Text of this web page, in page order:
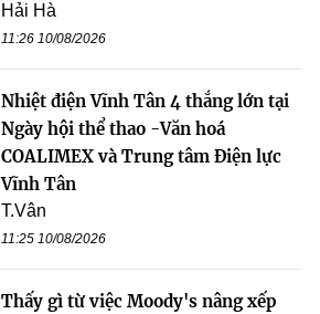
Hải Hà
11:26 10/08/2026
Nhiệt điện Vĩnh Tân 4 thắng lớn tại
Ngày hội thể thao -Văn hoá
COALIMEX và Trung tâm Điện lực
Vĩnh Tân
T.Vân
11:25 10/08/2026
Thấy gì từ việc Moody's nâng xếp